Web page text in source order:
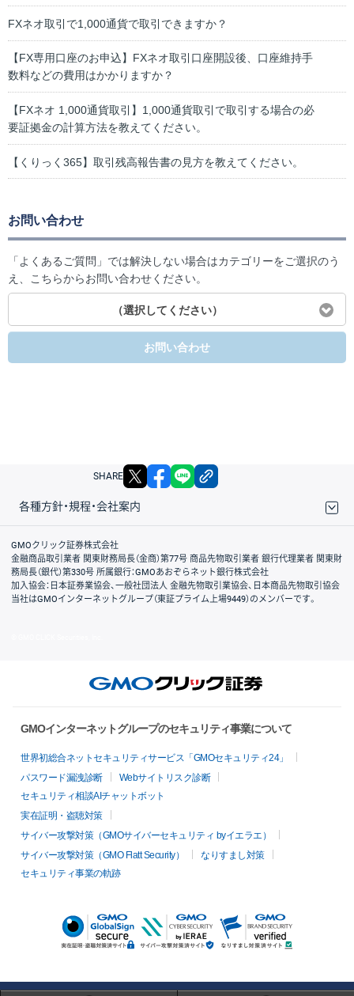
FXネオ取引で1,000通貨で取引できますか？
【FX専用口座のお申込】FXネオ取引口座開設後、口座維持手
数料などの費用はかかりますか？
【FXネオ 1,000通貨取引】1,000通貨取引で取引する場合の必
要証拠金の計算方法を教えてください。
【くりっく365】取引残高報告書の見方を教えてください。
お問い合わせ
「よくあるご質問」では解決しない場合はカテゴリーをご選択のう
え、こちらからお問い合わせください。
（選択してください）
お問い合わせ
SHARE X facebook
各種方針・規程・会社案内
取引規程・約款
サイトマップ
その他のご案内
個人情報保護方針
最良執行方針
サイトのご利用について
ディスクレイマー
信託保全
リスク説明
会社案内
GMOクリック証券株式会社
金融商品取引業者 関東財務局長（金商）第77号 商品先物取引業者 銀行代理業者 関東財
務局長（銀代）第330号 所属銀行：GMOあおぞらネット銀行株式会社
加入協会：日本証券業協会、一般社団法人 金融先物取引業協会、日本商品先物取引協会
当社はGMOインターネットグループ（東証プライム上場9449）のメンバーです。
GMOインターネットグループのセキュリティ事業について
世界初総合ネットセキュリティサービス「GMOセキュリティ24」
パスワード漏洩診断
Webサイトリスク診断
セキュリティ相談AIチャットボット
実在証明・盗聴対策
サイバー攻撃対策（GMOサイバーセキュリティ byイエラエ）
サイバー攻撃対策（GMO Flatt Security）
なりすまし対策
セキュリティ事業の軌跡